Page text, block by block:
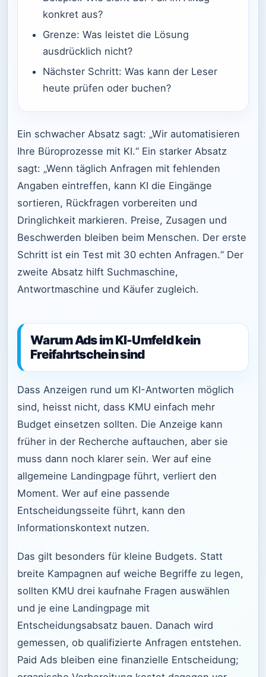
konkret aus?
Grenze: Was leistet die Lösung
ausdrücklich nicht?
Nächster Schritt: Was kann der Leser
heute prüfen oder buchen?
Ein schwacher Absatz sagt: „Wir automatisieren
Ihre Büroprozesse mit KI.“ Ein starker Absatz
sagt: „Wenn täglich Anfragen mit fehlenden
Angaben eintreffen, kann KI die Eingänge
sortieren, Rückfragen vorbereiten und
Dringlichkeit markieren. Preise, Zusagen und
Beschwerden bleiben beim Menschen. Der erste
Schritt ist ein Test mit 30 echten Anfragen.“ Der
zweite Absatz hilft Suchmaschine,
Antwortmaschine und Käufer zugleich.
Warum Ads im KI-Umfeld kein
Freifahrtschein sind
Dass Anzeigen rund um KI-Antworten möglich
sind, heisst nicht, dass KMU einfach mehr
Budget einsetzen sollten. Die Anzeige kann
früher in der Recherche auftauchen, aber sie
muss dann noch klarer sein. Wer auf eine
allgemeine Landingpage führt, verliert den
Moment. Wer auf eine passende
Entscheidungsseite führt, kann den
Informationskontext nutzen.
Das gilt besonders für kleine Budgets. Statt
breite Kampagnen auf weiche Begriffe zu legen,
sollten KMU drei kaufnahe Fragen auswählen
und je eine Landingpage mit
Entscheidungsabsatz bauen. Danach wird
gemessen, ob qualifizierte Anfragen entstehen.
Paid Ads bleiben eine finanzielle Entscheidung;